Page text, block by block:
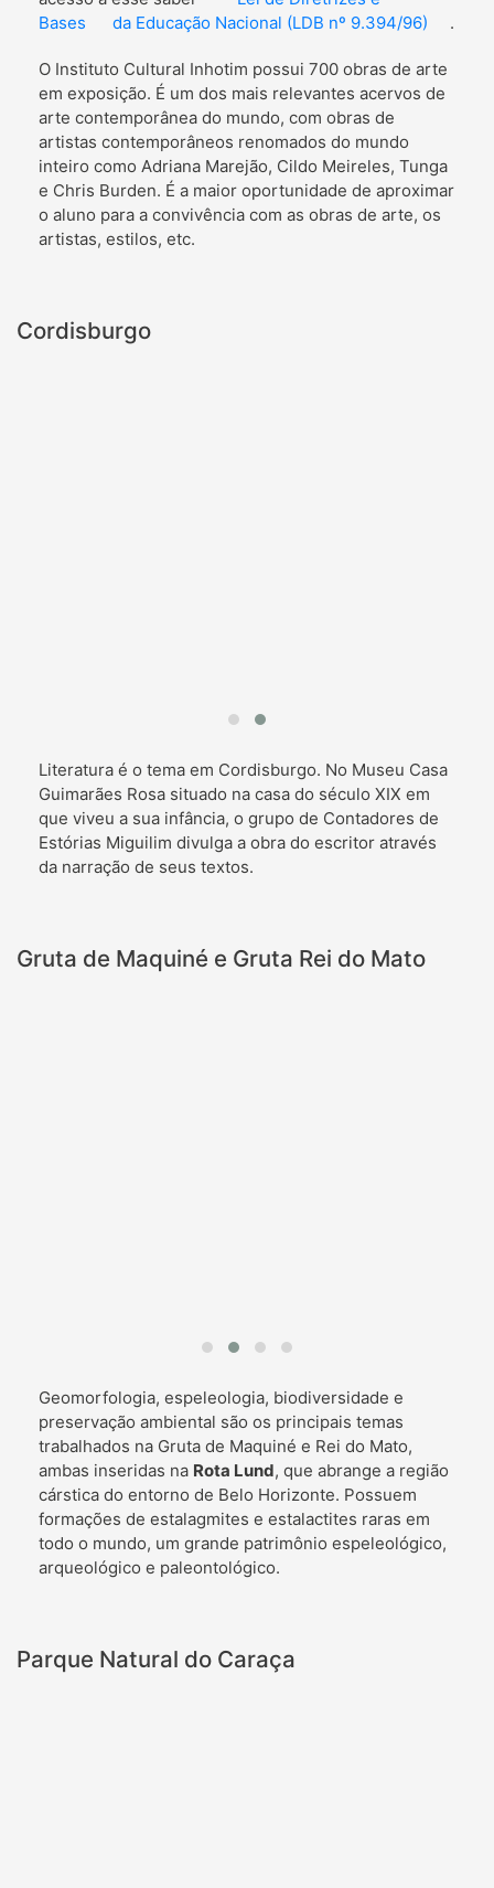
Bases
da Educação Nacional (LDB nº 9.394/96) .
O Instituto Cultural Inhotim possui 700 obras de arte
em exposição. É um dos mais relevantes acervos de
arte contemporânea do mundo, com obras de
artistas contemporâneos renomados do mundo
inteiro como Adriana Marejão, Cildo Meireles, Tunga
e Chris Burden. É a maior oportunidade de aproximar
o aluno para a convivência com as obras de arte, os
artistas, estilos, etc.
Cordisburgo
Literatura é o tema em Cordisburgo. No Museu Casa
Guimarães Rosa situado na casa do século XIX em
que viveu a sua infância, o grupo de Contadores de
Estórias Miguilim divulga a obra do escritor através
da narração de seus textos.
Gruta de Maquiné e Gruta Rei do Mato
Geomorfologia, espeleologia, biodiversidade e
preservação ambiental são os principais temas
trabalhados na Gruta de Maquiné e Rei do Mato,
ambas inseridas na Rota Lund, que abrange a região
cárstica do entorno de Belo Horizonte. Possuem
formações de estalagmites e estalactites raras em
todo o mundo, um grande patrimônio espeleológico,
arqueológico e paleontológico.
Parque Natural do Caraça